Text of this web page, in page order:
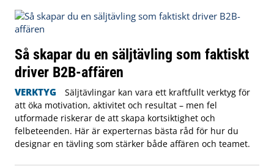
Så skapar du en säljtävling som faktiskt
driver B2B-affären
VERKTYG
Säljtävlingar kan vara ett kraftfullt verktyg för
att öka motivation, aktivitet och resultat – men fel
utformade riskerar de att skapa kortsiktighet och
felbeteenden. Här är experternas bästa råd för hur du
designar en tävling som stärker både affären och teamet.